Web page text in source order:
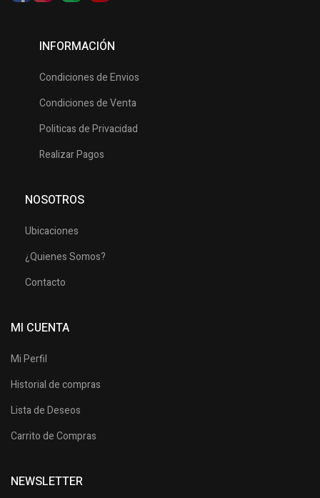
INFORMACIÓN
Condiciones de Envios
Condiciones de Venta
Politicas de Privacidad
Realizar Pagos
NOSOTROS
Ubicaciones
¿Quienes Somos?
Contacto
MI CUENTA
Mi Perfil
Historial de compras
Lista de Deseos
Carrito de Compras
NEWSLETTER